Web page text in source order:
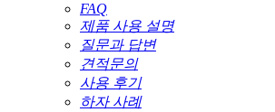
FAQ
제품 사용 설명
질문과 답변
견적문의
사용 후기
하자 사례